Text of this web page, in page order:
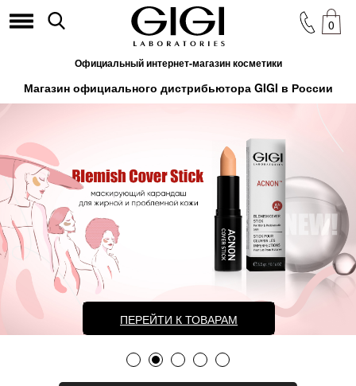
Официальный интернет-магазин косметики
0
Магазин официального дистрибьютора GIGI в России
ПЕРЕЙТИ К ТОВАРАМ